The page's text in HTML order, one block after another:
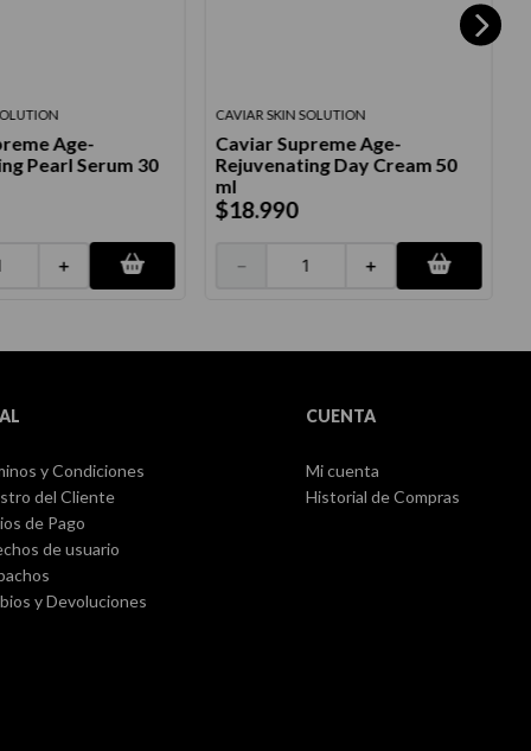
Age-
Pearl Serum 30
＋
CAVIAR SKIN SOLUTION
Caviar Supreme Age-
Rejuvenating Day Cream 50
ml
$18.990
＋
－
y Condiciones
del Cliente
de Pago
de usuario
y Devoluciones
CUENTA
Mi cuenta
Historial de Compras